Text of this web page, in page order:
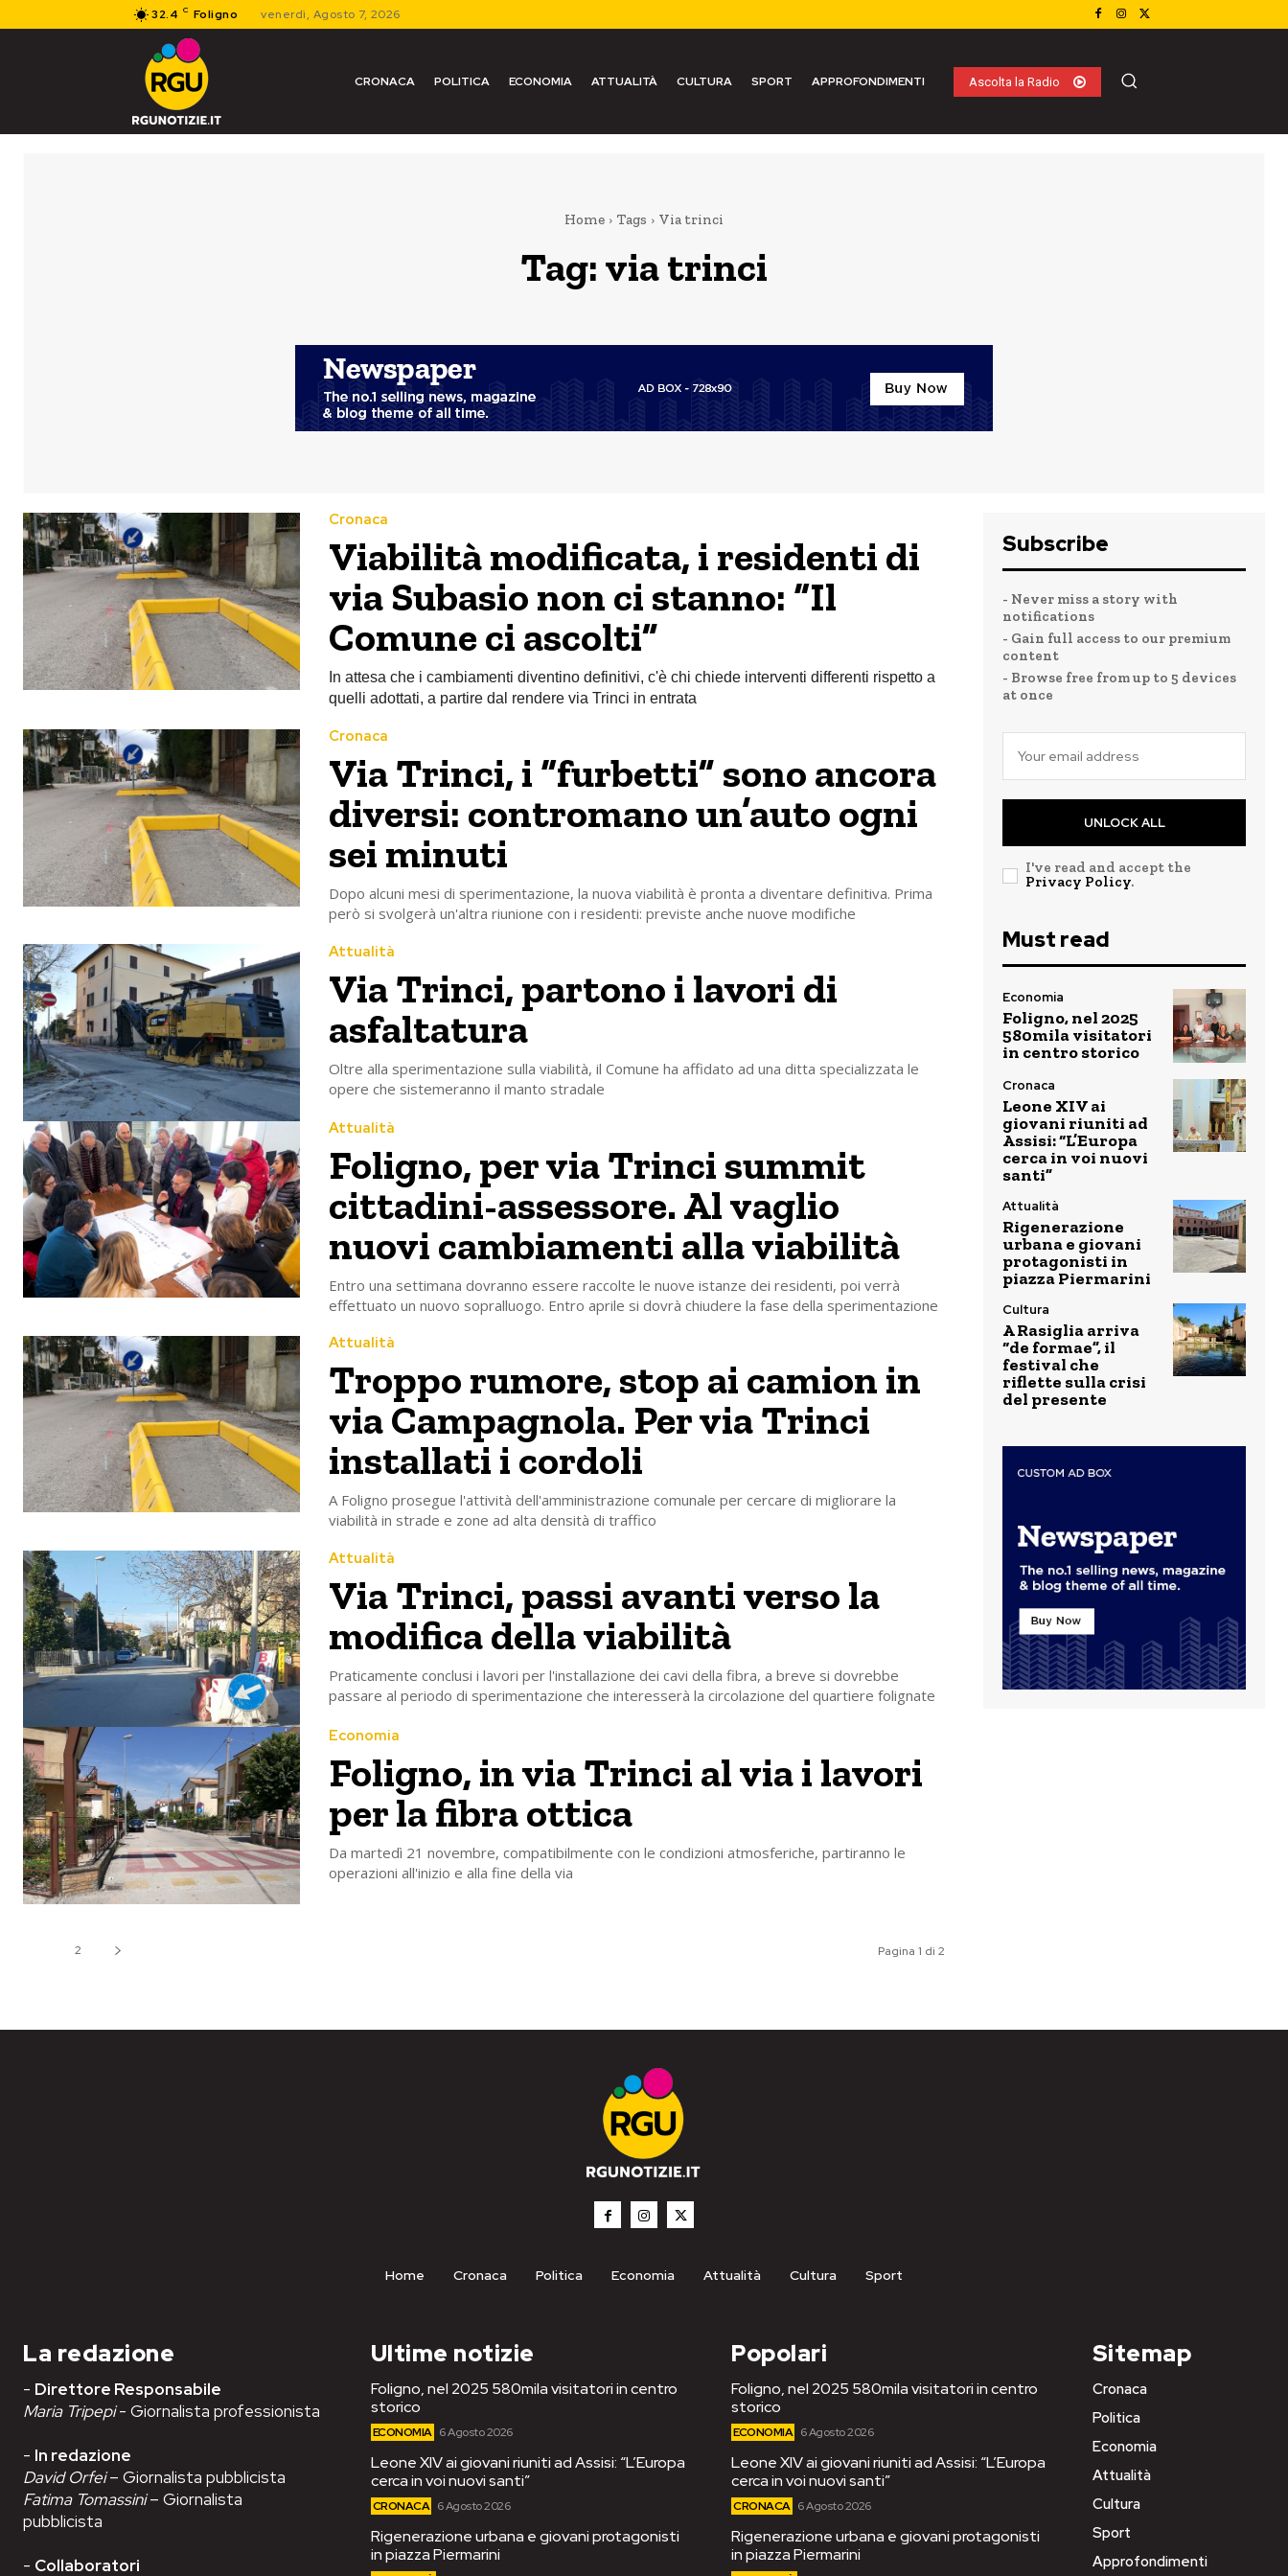
32.4 C Foligno venerdì, Agosto 7, 2026
CRONACA POLITICA ECONOMIA ATTUALITÀ CULTURA SPORT APPROFONDIMENTI Ascolta la Radio
Home Tags Via trinci
Tag:via trinci
Cronaca
Viabilità modificata, i residenti di
via Subasio non ci stanno: “Il
Comune ci ascolti”
In attesa che i cambiamenti diventino definitivi, c'è chi chiede interventi differenti rispetto a
quelli adottati, a partire dal rendere via Trinci in entrata
Cronaca
Via Trinci, i “furbetti” sono ancora
diversi: contromano un’auto ogni
sei minuti
Dopo alcuni mesi di sperimentazione, la nuova viabilità è pronta a diventare definitiva. Prima
però si svolgerà un'altra riunione con i residenti: previste anche nuove modifiche
Attualità
Via Trinci, partono i lavori di
asfaltatura
Oltre alla sperimentazione sulla viabilità, il Comune ha affidato ad una ditta specializzata le
opere che sistemeranno il manto stradale
Attualità
Foligno, per via Trinci summit
cittadini-assessore. Al vaglio
nuovi cambiamenti alla viabilità
Entro una settimana dovranno essere raccolte le nuove istanze dei residenti, poi verrà
effettuato un nuovo sopralluogo. Entro aprile si dovrà chiudere la fase della sperimentazione
Attualità
Troppo rumore, stop ai camion in
via Campagnola. Per via Trinci
installati i cordoli
A Foligno prosegue l'attività dell'amministrazione comunale per cercare di migliorare la
viabilità in strade e zone ad alta densità di traffico
Attualità
Via Trinci, passi avanti verso la
modifica della viabilità
Praticamente conclusi i lavori per l'installazione dei cavi della fibra, a breve si dovrebbe
passare al periodo di sperimentazione che interesserà la circolazione del quartiere folignate
Economia
Foligno, in via Trinci al via i lavori
per la fibra ottica
Da martedì 21 novembre, compatibilmente con le condizioni atmosferiche, partiranno le
operazioni all'inizio e alla fine della via
2 Pagina 1 di 2
Subscribe
- Never miss a story with
notifications
- Gain full access to our premium
content
- Browse free from up to 5 devices
at once
UNLOCK ALL
I've read and accept the
Privacy Policy.
Must read
Economia
Foligno, nel 2025
580mila visitatori
in centro storico
Cronaca
Leone XIV ai
giovani riuniti ad
Assisi: “L’Europa
cerca in voi nuovi
santi”
Attualità
Rigenerazione
urbana e giovani
protagonisti in
piazza Piermarini
Cultura
A Rasiglia arriva
“de formae”, il
festival che
riflette sulla crisi
del presente
Home Cronaca Politica Economia Attualità Cultura Sport
La redazione
- Direttore Responsabile
Maria Tripepi- Giornalista professionista
- In redazione
David Orfei– Giornalista pubblicista
Fatima Tomassini– Giornalista
pubblicista
- Collaboratori
Ultime notizie
Foligno, nel 2025 580mila visitatori in centro
storico
ECONOMIA 6 Agosto 2026
Leone XIV ai giovani riuniti ad Assisi: “L’Europa
cerca in voi nuovi santi”
CRONACA 6 Agosto 2026
Rigenerazione urbana e giovani protagonisti
in piazza Piermarini
Popolari
Foligno, nel 2025 580mila visitatori in centro
storico
ECONOMIA 6 Agosto 2026
Leone XIV ai giovani riuniti ad Assisi: “L’Europa
cerca in voi nuovi santi”
CRONACA 6 Agosto 2026
Rigenerazione urbana e giovani protagonisti
in piazza Piermarini
Sitemap
Cronaca
Politica
Economia
Attualità
Cultura
Sport
Approfondimenti